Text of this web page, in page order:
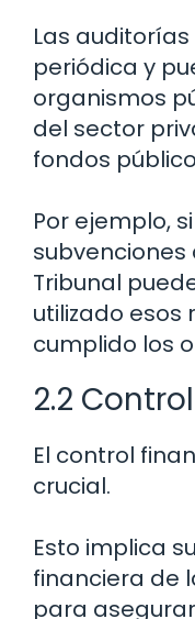
Las
periódica y
organismos
del sector
fondos
Por ejemplo,
subvenciones
Tribunal
utilizado esos
cumplido los
2.2
El control
crucial.
Esto implica
financiera de
para